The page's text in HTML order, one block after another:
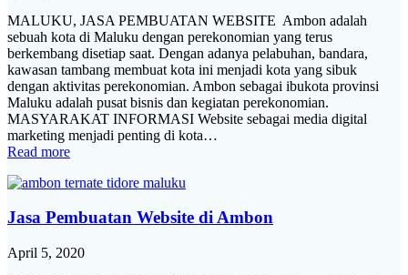
MALUKU, JASA PEMBUATAN WEBSITE Ambon adalah
sebuah kota di Maluku dengan perekonomian yang terus
berkembang disetiap saat. Dengan adanya pelabuhan, bandara,
kawasan tambang membuat kota ini menjadi kota yang sibuk
dengan aktivitas perekonomian. Ambon sebagai ibukota provinsi
Maluku adalah pusat bisnis dan kegiatan perekonomian.
MASYARAKAT INFORMASI Website sebagai media digital
marketing menjadi penting di kota…
Read more
Jasa Pembuatan Website di Ambon
April 5, 2020